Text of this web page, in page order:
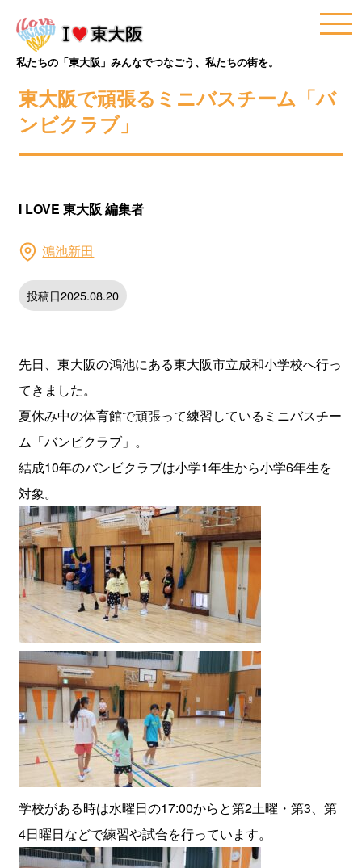
私たちの「東大阪」みんなでつなごう、私たちの街を。
東大阪で頑張るミニバスチーム「バ
ンビクラブ」
I LOVE 東大阪 編集者
鴻池新田
投稿日2025.08.20
先日、東大阪の鴻池にある東大阪市立成和小学校へ行っ
てきました。
夏休み中の体育館で頑張って練習しているミニバスチー
ム「バンビクラブ」。
結成10年のバンビクラブは小学1年生から小学6年生を
対象。
学校がある時は水曜日の17:00からと第2土曜・第3、第
4日曜日などで練習や試合を行っています。